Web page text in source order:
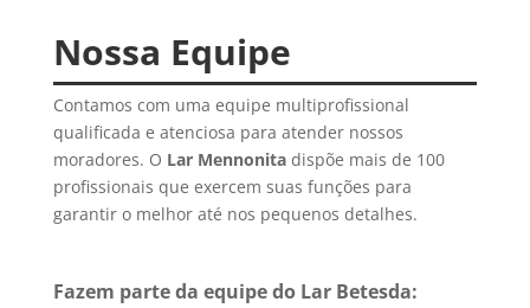
Nossa Equipe
Contamos com uma equipe multiprofissional
qualificada e atenciosa para atender nossos
moradores. O Lar Mennonitadispõe mais de 100
profissionais que exercem suas funções para
garantir o melhor até nos pequenos detalhes.
Fazem parte da equipe do Lar Betesda: